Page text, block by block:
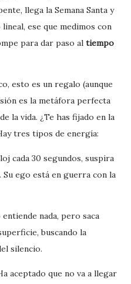
llega la Semana Santa y
ese que medimos con
para dar paso al tiempo
esto es un regalo (aunque
es la metáfora perfecta
la vida. ¿Te has fijado en la
tres tipos de energía:
cada 30 segundos, suspira
Su ego está en guerra con la
entiende nada, pero saca
buscando la
silencio.
aceptado que no va a llegar